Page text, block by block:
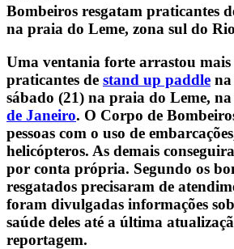
Bombeiros resgatam praticantes
na praia do Leme, zona sul do
Uma ventania forte arrastou mais
praticantes de stand up paddle na
sábado (21) na praia do Leme,
de Janeiro. O Corpo de
pessoas com o uso de
helicópteros. As demais
por conta própria. Segundo os
resgatados precisaram de
foram divulgadas informações
saúde deles até a última
reportagem.